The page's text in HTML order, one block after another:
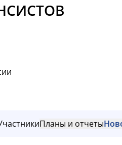
Планы и отчеты